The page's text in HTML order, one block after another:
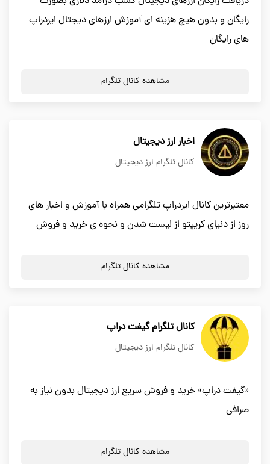
رایگان و بدون هیچ هزینه ای آموزش ارزهای دیجتال ایردراپ
های رایگان
مشاهده کانال تلگرام
اخبار ارز دیجیتال
کانال تلگرام ارز دیجیتال
معتبرترین کانال ایردراپ تلگرامی همراه با آموزش و اخبار های
روز از دنیای کریپتو از لیست شدن و نحوه ی خرید و فروش
مشاهده کانال تلگرام
کانال تلگرام گیفت دراپ
کانال تلگرام ارز دیجیتال
«گیفت دراپ» خرید و فروش سریع ارز دیجیتال بدون نیاز به
صرافی
مشاهده کانال تلگرام